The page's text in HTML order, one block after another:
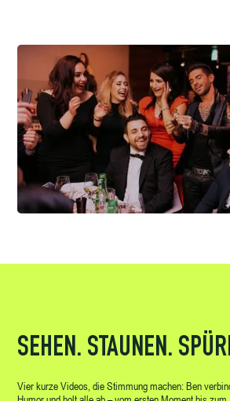
SEHEN. STAUNEN.
Vier kurze Videos, die Stimmung machen: Ben